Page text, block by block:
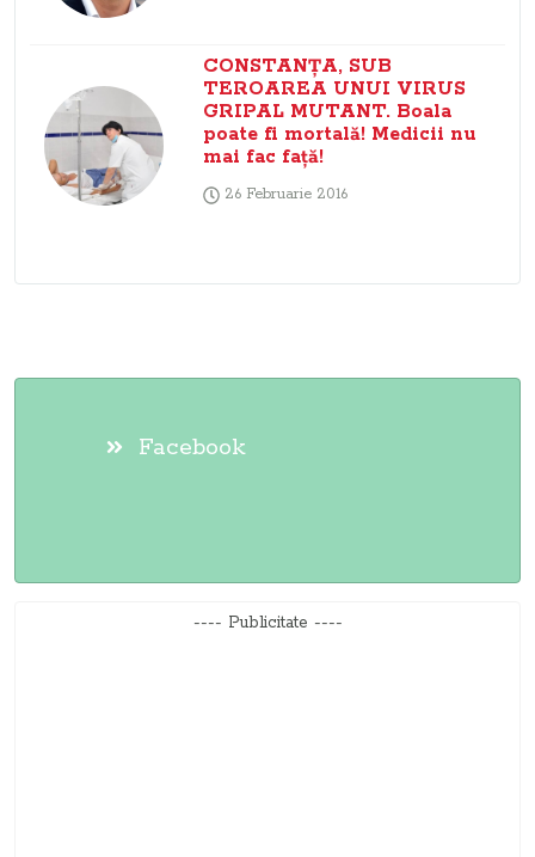
CONSTANŢA, SUB
TEROAREA UNUI VIRUS
GRIPAL MUTANT. Boala
poate fi mortală! Medicii nu
mai fac faţă!
26 Februarie 2016
Facebook
---- Publicitate ----